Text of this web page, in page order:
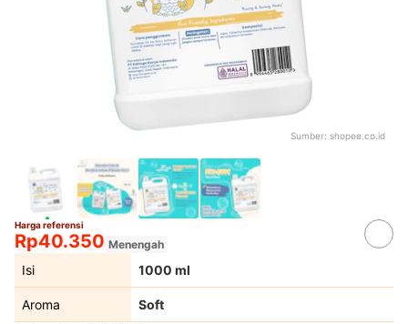
Sumber: shopee.co.id
Harga referensi
Rp40.350 Menengah
Isi 1000 ml
Aroma Soft